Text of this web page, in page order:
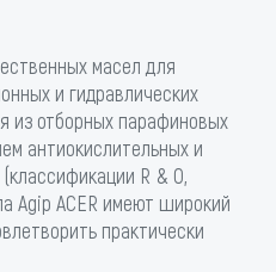
масел для
и гидравлических
из отборных парафиновых
антиокислительных и
R & O,
Agip ACER имеют широкий
практически